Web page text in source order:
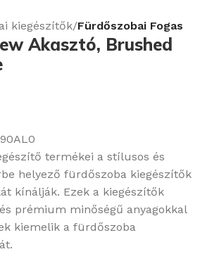
kiegészítők Fürdőszobai Fogas
Akasztó, Brushed
termékei a stílusos és
helyező fürdőszoba kiegészítők
kínálják. Ezek a kiegészítők
prémium minőségű anyagokkal
kiemelik a fürdőszoba